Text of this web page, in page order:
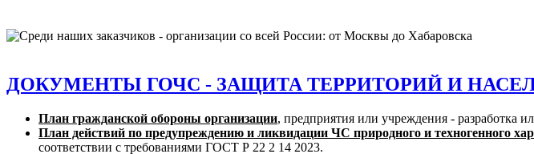
ДОКУМЕНТЫ ГОЧС - ЗАЩИТА ТЕРРИТОРИЙ И
План гражданской обороны организации, предприятия или учреждения - разработка
План действий по предупреждению и ликвидации ЧС природного и техногенного
соответствии с требованиями ГОСТ Р 22 2 14 2023.